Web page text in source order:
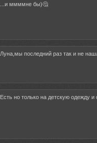
...и ммммне бы)🤔
Луна,мы последний раз так и не
Есть но только на детскую одежду и